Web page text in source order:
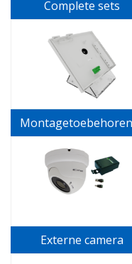
Complete sets
Externe camera